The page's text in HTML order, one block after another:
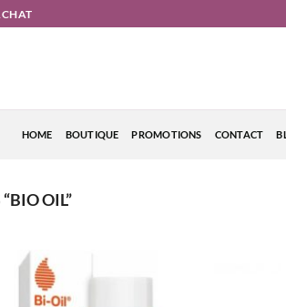
HOME BOUTIQUE PROMOTIONS CONTACT
OIL”